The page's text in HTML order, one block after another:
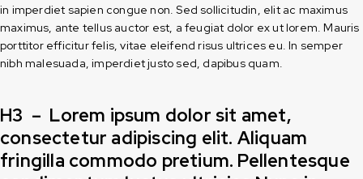
in imperdiet sapien congue non. Sed sollicitudin, elit ac maximus
maximus, ante tellus auctor est, a feugiat dolor ex ut lorem. Mauris
porttitor efficitur felis, vitae eleifend risus ultrices eu. In semper
nibh malesuada, imperdiet justo sed, dapibus quam.
H3 – Lorem ipsum dolor sit amet,
consectetur adipiscing elit. Aliquam
fringilla commodo pretium. Pellentesque